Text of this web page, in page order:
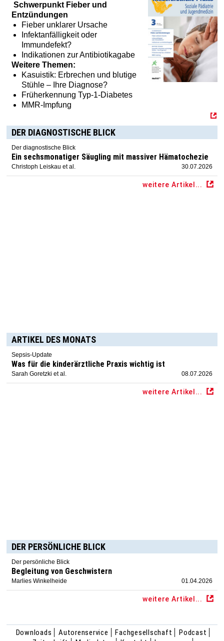
Haben Sie Interesse an einem Abonnement? Dann klicken
Sie einfach hier:[MTX]-Shop
Schwerpunkt Fieber und
Entzündungen
Fieber unklarer Ursache
Infektanfälligkeit oder
Immundefekt?
Indikationen zur Antibiotikagabe
Weitere Themen:
Kasuistik: Erbrechen und blutige
Stühle – Ihre Diagnose?
Früherkennung Typ-1-Diabetes
MMR-Impfung
DER DIAGNOSTISCHE BLICK
Der diagnostische Blick
Ein sechsmonatiger Säugling mit massiver Hämatochezie
Christoph Leiskau et al. 30.07.2026
weitere Artikel...
ARTIKEL DES MONATS
Sepsis-Update
Was für die kinderärztliche Praxis wichtig ist
Sarah Goretzki et al. 08.07.2026
weitere Artikel...
DER PERSÖNLICHE BLICK
Der persönliche Blick
Begleitung von Geschwistern
Marlies Winkelheide 01.04.2026
weitere Artikel...
Downloads Autorenservice Fachgesellschaft
Podcast